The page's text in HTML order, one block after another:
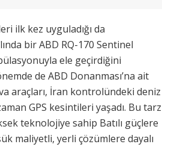
ilk kez uyguladığı da
bir ABD RQ-170 Sentinel
ele geçirdiğini
de ABD Donanması’na ait
araçları, İran kontrolündeki deniz
GPS kesintileri yaşadı. Bu tarz
teknolojiye sahip Batılı güçlere
maliyetli, yerli çözümlere dayalı